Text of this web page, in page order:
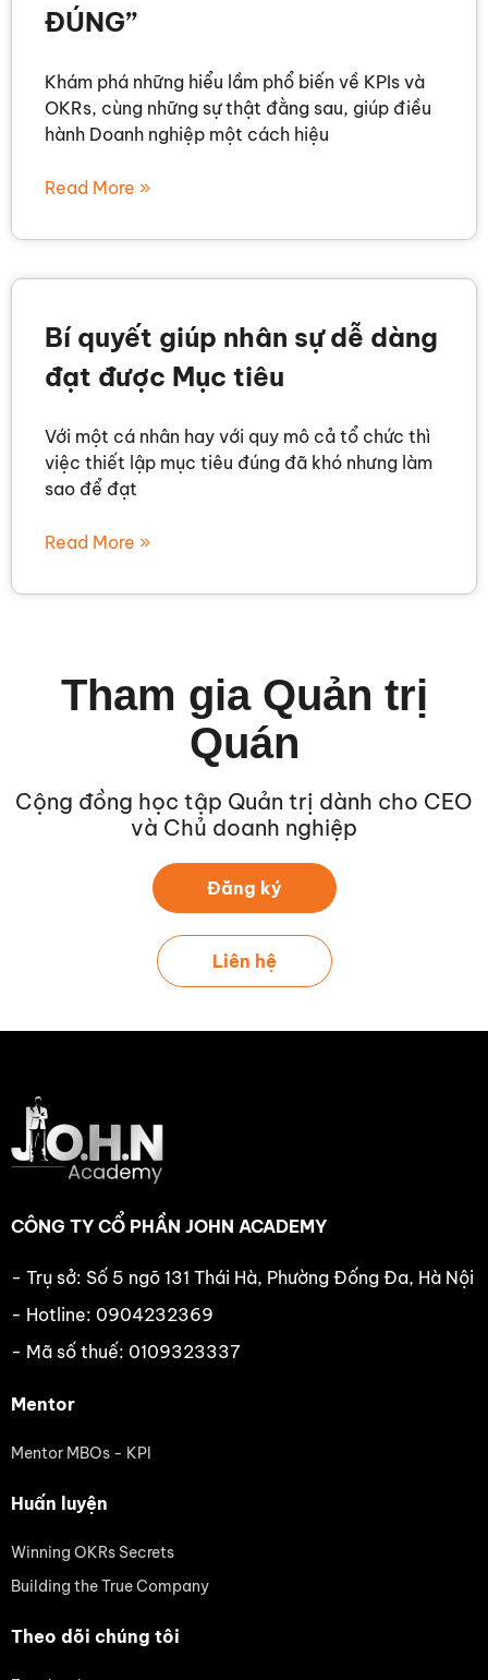
ĐÚNG”
Khám phá những hiểu lầm phổ biến về KPIs và
OKRs, cùng những sự thật đằng sau, giúp điều
hành Doanh nghiệp một cách hiệu
Read More »
Bí quyết giúp nhân sự dễ dàng
đạt được Mục tiêu
Với một cá nhân hay với quy mô cả tổ chức thì
việc thiết lập mục tiêu đúng đã khó nhưng làm
sao để đạt
Read More »
Tham gia Quản trị
Quán
Cộng đồng học tập Quản trị dành cho CEO
và Chủ doanh nghiệp
Đăng ký
Liên hệ
CÔNG TY CỔ PHẦN JOHN ACADEMY
- Trụ sở: Số 5 ngõ 131 Thái Hà, Phường Đống Đa, Hà Nội
- Hotline: 0904232369
- Mã số thuế: 0109323337
Mentor
Mentor MBOs - KPI
Huấn luyện
Winning OKRs Secrets
Building the True Company
Theo dõi chúng tôi